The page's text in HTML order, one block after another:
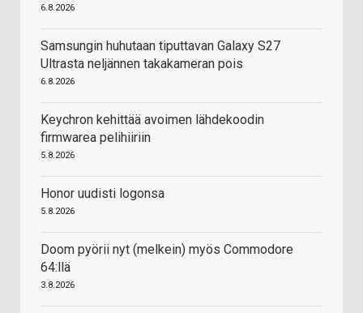
6.8.2026
Samsungin huhutaan tiputtavan Galaxy S27
Ultrasta neljännen takakameran pois
6.8.2026
Keychron kehittää avoimen lähdekoodin
firmwarea pelihiiriin
5.8.2026
Honor uudisti logonsa
5.8.2026
Doom pyörii nyt (melkein) myös Commodore
64:llä
3.8.2026